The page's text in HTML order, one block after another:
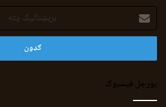
برېښنالیک
پته
بورجل فیسبوک